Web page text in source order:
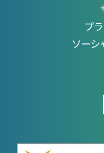
プ
ソーシ